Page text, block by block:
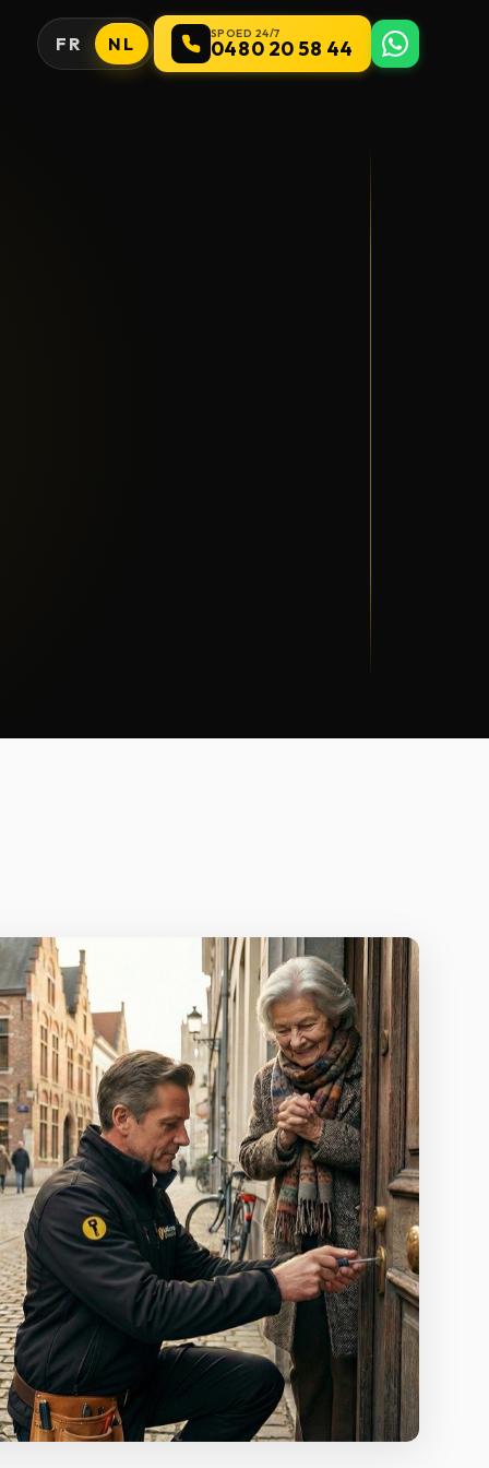
FR NL SPOED 24/7
0480 20 58 44